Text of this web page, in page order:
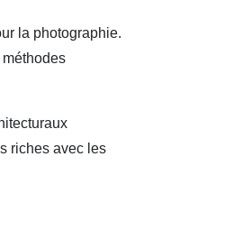
la photographie.
riches avec les